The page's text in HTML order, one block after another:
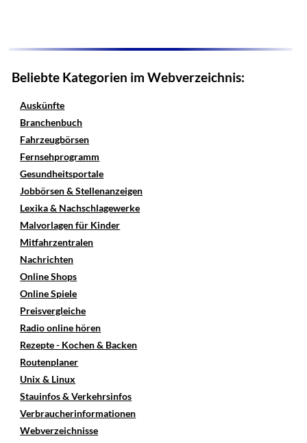
Beliebte Kategorien im Webverzeichnis:
Auskünfte
Branchenbuch
Fahrzeugbörsen
Fernsehprogramm
Gesundheitsportale
Jobbörsen & Stellenanzeigen
Lexika & Nachschlagewerke
Malvorlagen für Kinder
Mitfahrzentralen
Nachrichten
Online Shops
Online Spiele
Preisvergleiche
Radio online hören
Rezepte - Kochen & Backen
Routenplaner
Unix & Linux
Stauinfos & Verkehrsinfos
Verbraucherinformationen
Webverzeichnisse